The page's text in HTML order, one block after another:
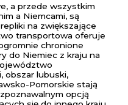
a przede wszystkim
a Niemcami, są
na zwiększające
transportowa oferuje
chronione
do Niemiec z kraju na
obszar lubuski,
Pomorskie stają
opcją